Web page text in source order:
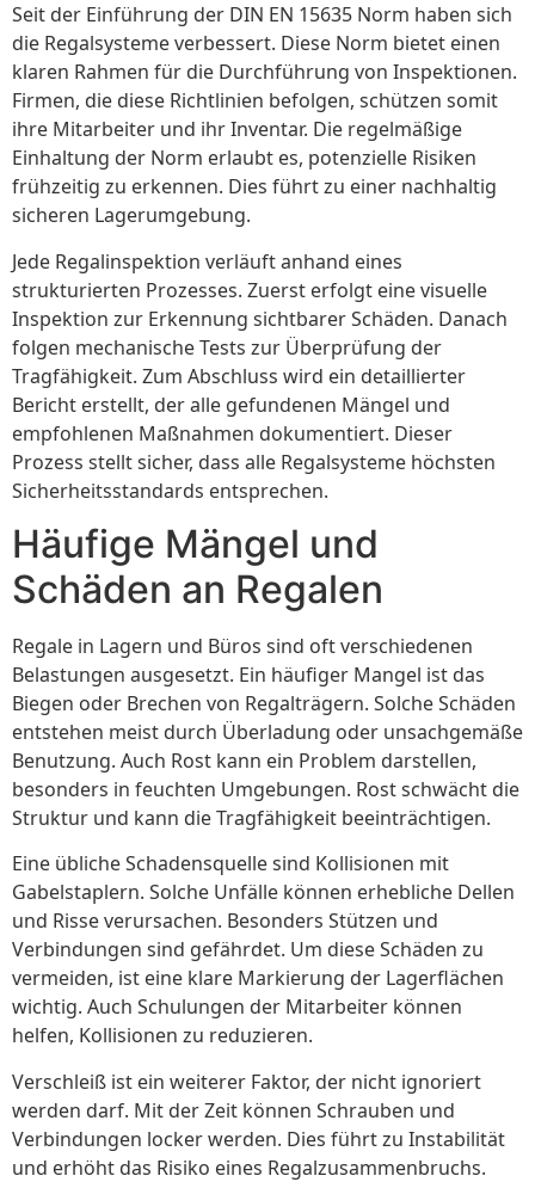
Seit der Einführung der DIN EN 15635 Norm haben sich
die Regalsysteme verbessert. Diese Norm bietet einen
klaren Rahmen für die Durchführung von Inspektionen.
Firmen, die diese Richtlinien befolgen, schützen somit
ihre Mitarbeiter und ihr Inventar. Die regelmäßige
Einhaltung der Norm erlaubt es, potenzielle Risiken
frühzeitig zu erkennen. Dies führt zu einer nachhaltig
sicheren Lagerumgebung.
Jede Regalinspektion verläuft anhand eines
strukturierten Prozesses. Zuerst erfolgt eine visuelle
Inspektion zur Erkennung sichtbarer Schäden. Danach
folgen mechanische Tests zur Überprüfung der
Tragfähigkeit. Zum Abschluss wird ein detaillierter
Bericht erstellt, der alle gefundenen Mängel und
empfohlenen Maßnahmen dokumentiert. Dieser
Prozess stellt sicher, dass alle Regalsysteme höchsten
Sicherheitsstandards entsprechen.
Häufige Mängel und
Schäden an Regalen
Regale in Lagern und Büros sind oft verschiedenen
Belastungen ausgesetzt. Ein häufiger Mangel ist das
Biegen oder Brechen von Regalträgern. Solche Schäden
entstehen meist durch Überladung oder unsachgemäße
Benutzung. Auch Rost kann ein Problem darstellen,
besonders in feuchten Umgebungen. Rost schwächt die
Struktur und kann die Tragfähigkeit beeinträchtigen.
Eine übliche Schadensquelle sind Kollisionen mit
Gabelstaplern. Solche Unfälle können erhebliche Dellen
und Risse verursachen. Besonders Stützen und
Verbindungen sind gefährdet. Um diese Schäden zu
vermeiden, ist eine klare Markierung der Lagerflächen
wichtig. Auch Schulungen der Mitarbeiter können
helfen, Kollisionen zu reduzieren.
Verschleiß ist ein weiterer Faktor, der nicht ignoriert
werden darf. Mit der Zeit können Schrauben und
Verbindungen locker werden. Dies führt zu Instabilität
und erhöht das Risiko eines Regalzusammenbruchs.